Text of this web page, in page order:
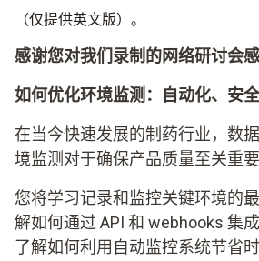
（仅提供英文版）。
感谢您对我们录制的网络研讨会感
如何优化环境监测：自动化、安
在当今快速发展的制药行业，数
境监测对于确保产品质量至关重要
您将学习记录和监控关键环境的
解如何通过 API 和 webhooks 集
了解如何利用自动监控系统节省